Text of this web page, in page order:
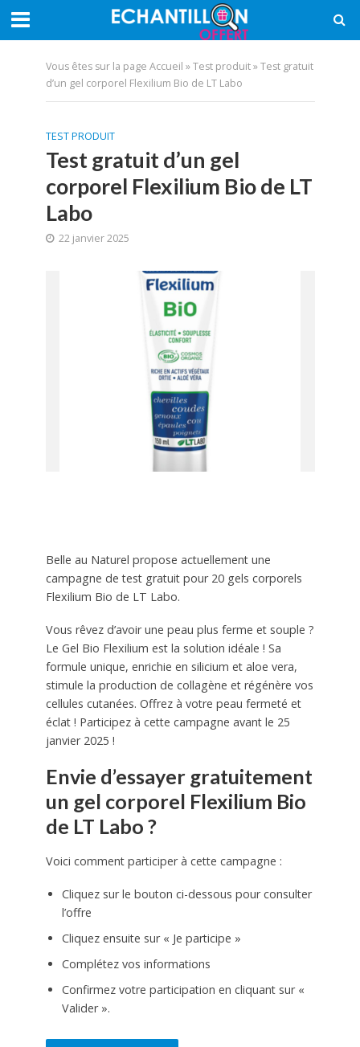
Vous êtes sur la page Accueil »Test produit»Test gratuit
d’un gel corporel Flexilium Bio de LT Labo
TEST PRODUIT
Test gratuit d’un gel
corporel Flexilium Bio de LT
Labo
22 janvier 2025
Belle au Naturel propose actuellement une
campagne de test gratuit pour 20 gels corporels
Flexilium Bio de LT Labo.
Vous rêvez d’avoir une peau plus ferme et souple ?
Le Gel Bio Flexilium est la solution idéale ! Sa
formule unique, enrichie en silicium et aloe vera,
stimule la production de collagène et régénère vos
cellules cutanées. Offrez à votre peau fermeté et
éclat ! Participez à cette campagne avant le 25
janvier 2025 !
Envie d’essayer gratuitement
un gel corporel Flexilium Bio
de LT Labo ?
Voici comment participer à cette campagne :
Cliquez sur le bouton ci-dessous pour consulter
l’offre
Cliquez ensuite sur « Je participe »
Complétez vos informations
Confirmez votre participation en cliquant sur «
Valider ».